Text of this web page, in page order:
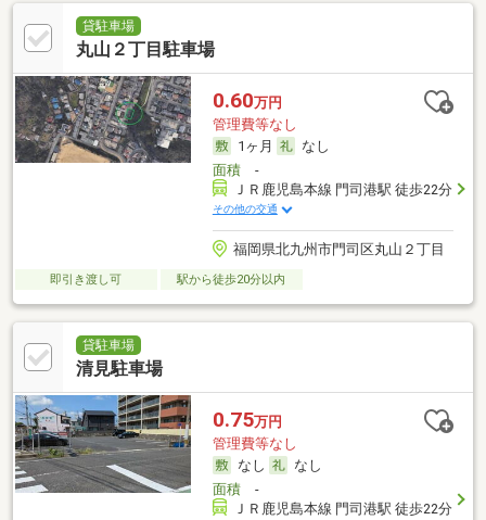
貸駐車場
丸山２丁目駐車場
0.60万円
管理費等なし
1ヶ月
なし
面積-
ＪＲ鹿児島本線 門司港駅 徒歩22分
その他の交通
福岡県北九州市門司区丸山２丁目
即引き渡し可 駅から徒歩20分以内
貸駐車場
清見駐車場
0.75万円
管理費等なし
なし
なし
面積-
ＪＲ鹿児島本線 門司港駅 徒歩22分